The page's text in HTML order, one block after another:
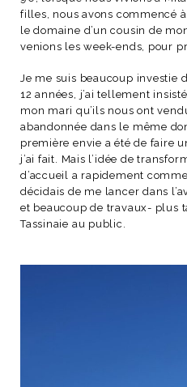
filles, nous avons commencé
le domaine d’un cousin de
venions les week-ends, pour
Je me suis beaucoup investie
12 années, j’ai tellement
mon mari qu’ils nous ont
abandonnée dans le même
première envie a été de faire
j’ai fait. Mais l’idée de
d’accueil a rapidement
décidais de me lancer dans
et beaucoup de travaux- plus
Tassinaie au public.